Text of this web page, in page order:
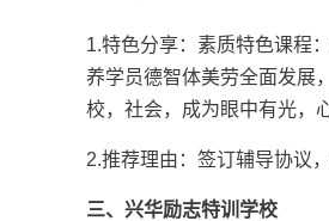
1.特色分享：素质特色课程
养学员德智体美劳全面发展
校，社会，成为眼中有光，
2.推荐理由：签订辅导协议
三、兴华励志特训学校